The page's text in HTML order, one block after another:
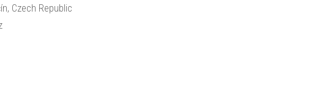
Czech Republic